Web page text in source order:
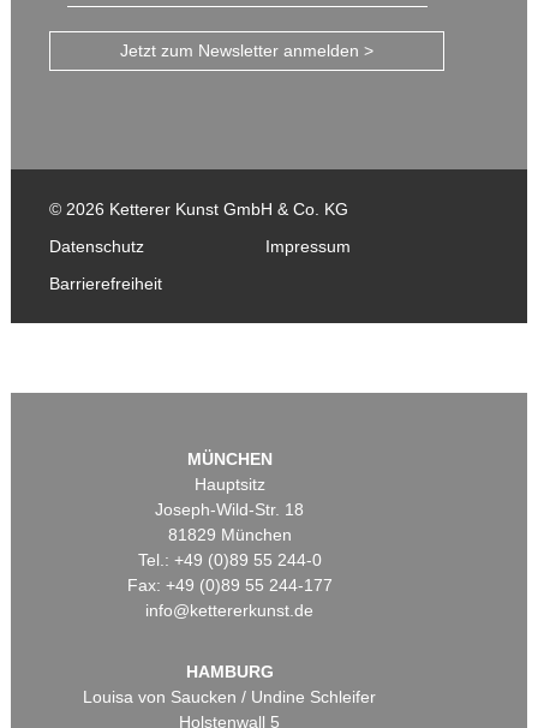
Jetzt zum Newsletter anmelden >
© 2026 Ketterer Kunst GmbH & Co. KG
Datenschutz
Impressum
Barrierefreiheit
MÜNCHEN
Hauptsitz
Joseph-Wild-Str. 18
81829 München
Tel.: +49 (0)89 55 244-0
Fax: +49 (0)89 55 244-177
info@kettererkunst.de
HAMBURG
Louisa von Saucken / Undine Schleifer
Holstenwall 5